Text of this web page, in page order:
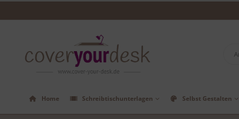
Home Schreibtischunterlagen Selbst Gestalten